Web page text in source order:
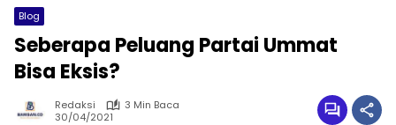
Blog
Seberapa Peluang Partai Ummat
Bisa Eksis?
Redaksi
3 Min Baca
30/04/2021